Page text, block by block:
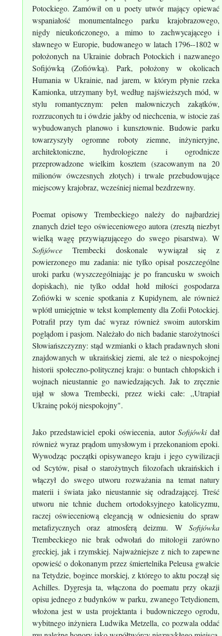
Potockiego. Zamówił on u poety utwór mający opiewać
wspaniałość monumentalnego parku krajobrazowego,
nigdy nieukończonego, a mimo to zachwycającego i
sławnego w Europie, budowanego w latach 1796--1802 w
położonych na Ukrainie dobrach Potockich i nazwanego
Sofijówką (Zofiówką). Park, położony w okolicach
Humania w Ukrainie, nad jarem, w którym płynie rzeka
Kamionka, utrzymany był, według najświeższych mód, w
stylu romantycznym: pełen malowniczych zakątków,
rozrzuconych tu i ówdzie jakby od niechcenia, w istocie zaś
wybudowanych planowo i kunsztownie. Budowie parku
towarzyszyły ogromne roboty ziemne, inżynieryjne,
architektoniczne, hydrologiczne i ogrodnicze
przeprowadzone wielkim kosztem (szacowanym na 20
milionów ówczesnych złotych) i trwale przebudowujące
miejscowy krajobraz, wcześniej niemal bezdrzewny.
Poemat opisowy Trembeckiego należy do najbardziej
znanych dzieł tego oświeceniowego autora (zresztą niezbyt
wielką wagę przywiązującego do swego pisarstwa). W
Sofijówce Trembecki doskonale wywiązał się z
powierzonego mu zadania: nie tylko opisał poszczególne
uroki parku (wyszczególniając je po francusku w swoich
dopiskach), nie tylko oddał hołd miłości gospodarza
Zofiówki w scenie spotkania z Kupidynem, ale również
wplótł umiejętnie w tekst komplementy dla Zofii Potockiej.
Potrafił przy tym dać wyraz również swoim autorskim
poglądom i pasjom. Należało do nich badanie starożytności
Słowiańszczyzny: stąd wzmianki o kłach pradawnych słoni
znajdowanych w ukraińskiej ziemi, ale też o niespokojnej
historii społeczno-politycznej kraju: o buntach chłopskich i
wojnach nieustannie go nawiedzających. Jak to zręcznie
ujął w słowa Trembecki, przez wieki całe: ,,Utrapiał
Ukrainę pokój niespokojny".
Jako przedstawiciel epoki oświecenia, autorSofijówkidał
również wyraz prądom umysłowym i przekonaniom epoki.
Wywodząc początki opisywanego kraju i jego cywilizacji
od Scytów, pisał o starożytnych filozofach ukraińskich i
włączył do swego utworu rozważania na temat natury
materii i świata jako nieustannie się odradzającej. Treść
utworu nie tchnie duchem ortodoksyjnego katolicyzmu,
raczej oświeceniową elegancją w odniesieniu do spraw
metafizycznych oraz atmosferą deizmu. WSofijówka
Trembeckiego nie brak odwołań do mitologii zarówno
greckiej, jak i rzymskiej. Najważniejsze z nich to zapewne
opowieść o dokonanym przez śmiertelnika Peleusa gwałcie
na Tetydzie, bogince morskiej, z którego to aktu począł się
Achilles. Dygresja ta, włączona do poematu przy okazji
opisu jednego z budynków w parku, zwanego Tetydionem,
włożona jest w usta projektanta i budowniczego ogrodu,
wybitnego inżyniera Ludwika Metzella, co pozwala oddać